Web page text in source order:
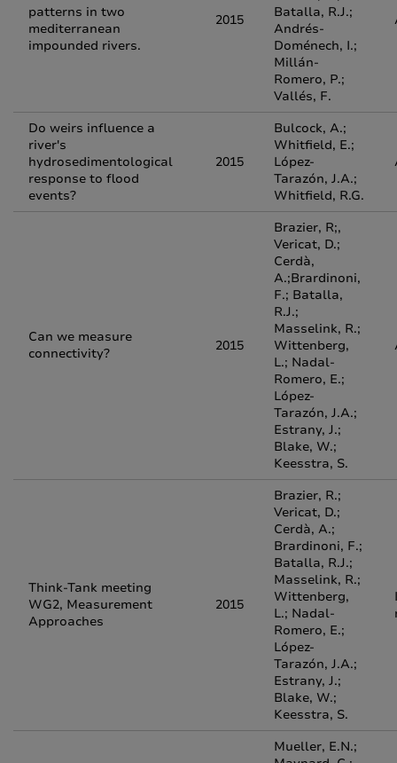
patterns in two
mediterranean
impounded rivers.
2015
Batalla, R.J.;
Andrés-
Doménech, I.;
Millán-
Romero, P.;
Vallés, F.
Do weirs influence a
river's
hydrosedimentological
response to flood
events?
2015
Bulcock, A.;
Whitfield, E.;
López-
Tarazón, J.A.;
Whitfield, R.G.
Can we measure
connectivity?
2015
Brazier, R;,
Vericat, D.;
Cerdà,
A.;Brardinoni,
F.; Batalla,
R.J.;
Masselink, R.;
Wittenberg,
L.; Nadal-
Romero, E.;
López-
Tarazón, J.A.;
Estrany, J.;
Blake, W.;
Keesstra, S.
Think-Tank meeting
WG2, Measurement
Approaches
2015
Brazier, R.;
Vericat, D.;
Cerdà, A.;
Brardinoni, F.;
Batalla, R.J.;
Masselink, R.;
Wittenberg,
L.; Nadal-
Romero, E.;
López-
Tarazón, J.A.;
Estrany, J.;
Blake, W.;
Keesstra, S.
Mueller, E.N.;